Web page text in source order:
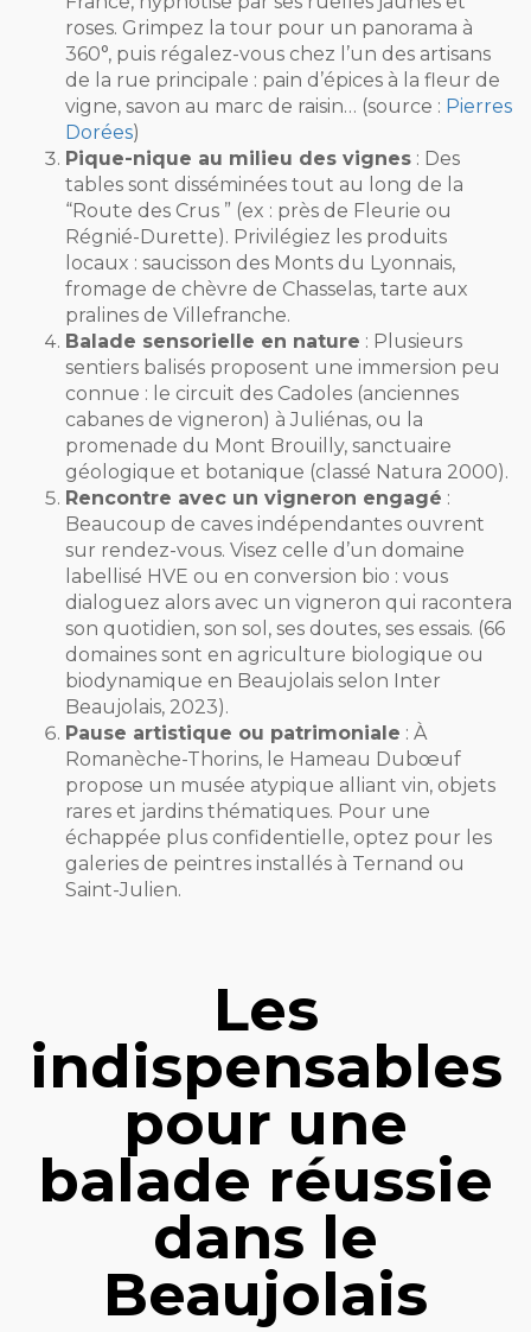
roses. Grimpez la tour pour un panorama à
360°, puis régalez-vous chez l’un des artisans
de la rue principale : pain d’épices à la fleur de
vigne, savon au marc de raisin… (source : Pierres
Dorées)
Pique-nique au milieu des vignes : Des
tables sont disséminées tout au long de la
“Route des Crus ” (ex : près de Fleurie ou
Régnié-Durette). Privilégiez les produits
locaux : saucisson des Monts du Lyonnais,
fromage de chèvre de Chasselas, tarte aux
pralines de Villefranche.
Balade sensorielle en nature : Plusieurs
sentiers balisés proposent une immersion peu
connue : le circuit des Cadoles (anciennes
cabanes de vigneron) à Juliénas, ou la
promenade du Mont Brouilly, sanctuaire
géologique et botanique (classé Natura 2000).
Rencontre avec un vigneron engagé :
Beaucoup de caves indépendantes ouvrent
sur rendez-vous. Visez celle d’un domaine
labellisé HVE ou en conversion bio : vous
dialoguez alors avec un vigneron qui racontera
son quotidien, son sol, ses doutes, ses essais. (66
domaines sont en agriculture biologique ou
biodynamique en Beaujolais selon Inter
Beaujolais, 2023).
Pause artistique ou patrimoniale : À
Romanèche-Thorins, le Hameau Dubœuf
propose un musée atypique alliant vin, objets
rares et jardins thématiques. Pour une
échappée plus confidentielle, optez pour les
galeries de peintres installés à Ternand ou
Saint-Julien.
Les
indispensables
pour une
balade réussie
dans le
Beaujolais